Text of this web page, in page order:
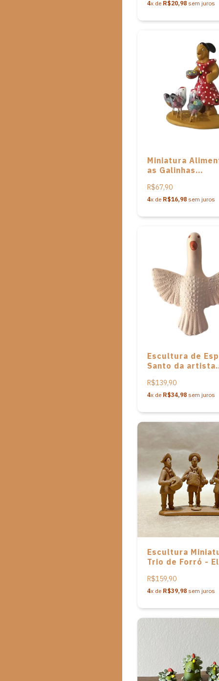
4x de R$20,98 sem juros
Miniatura
as Galinhas
cerâmica do Alto
Moura
R$67,90
4x de R$16,98 sem juros
Escultura de
Santo da artista
R$139,90
4x de R$34,98 sem juros
Escultura
Trio de Forró -
R$159,90
4x de R$39,98 sem juros